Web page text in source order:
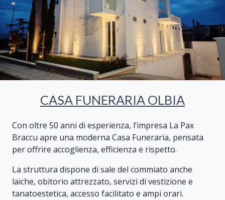
CASA FUNERARIA OLBIA
Con oltre 50 anni di esperienza, l’impresa La Pax
Braccu apre una moderna Casa Funeraria, pensata
per offrire accoglienza, efficienza e rispetto.
La struttura dispone di sale del commiato anche
laiche, obitorio attrezzato, servizi di vestizione e
tanatoestetica, accesso facilitato e ampi orari.